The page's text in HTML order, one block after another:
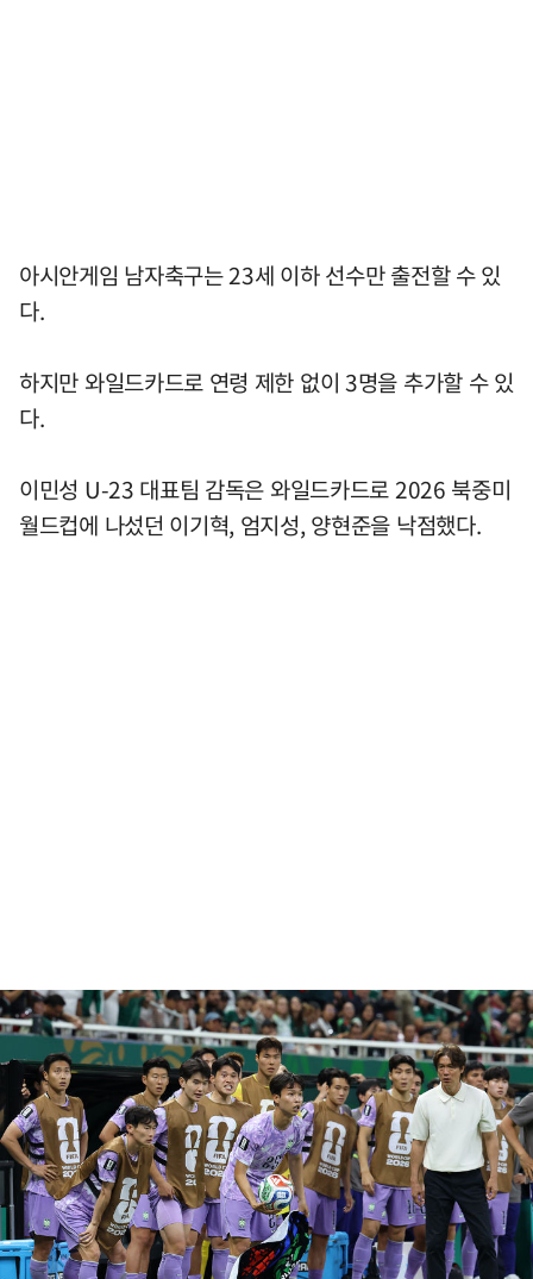
아시안게임 남자축구는 23세 이하 선수만 출전할 수 있
다.
하지만 와일드카드로 연령 제한 없이 3명을 추가할 수 있
다.
이민성 U-23 대표팀 감독은 와일드카드로 2026 북중미
월드컵에 나섰던 이기혁, 엄지성, 양현준을 낙점했다.